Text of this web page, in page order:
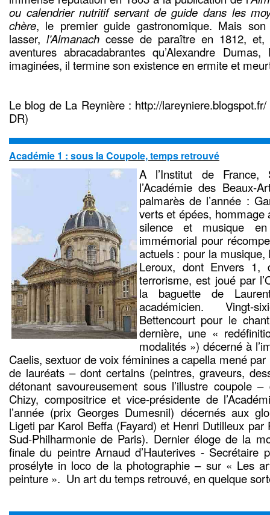
ou calendrier nutritif servant de guide dans les
chère, le premier guide gastronomique. Mais
lasser, l’Almanachcesse de paraître en 1812, et,
aventures abracadabrantes qu’Alexandre
imaginées, il termine son existence en ermite et
Le blog de La Reynière : http://
DR)
Académie 1 : sous la Coupole, temps retrouvé
A l’Institut de France,
l’Académie des Beaux-
palmarès de l’année :
verts et épées, hommage
silence et musique
immémorial pour
actuels : pour la musique,
Leroux, dont Envers 1,
terrorisme, est joué par
la baguette de
académicien. Vingt-
Bettencourt pour le
dernière, une «
modalités ») décerné à
Caelis, sextuor de voix féminines a capella mené
de lauréats – dont certains (peintres, graveurs,
détonant savoureusement sous l’illustre coupole
Chizy, compositrice et vice-présidente de
l’année (prix Georges Dumesnil) décernés aux
Ligeti par Karol Beffa (Fayard) et Henri Dutilleux par
Sud-Philharmonie de Paris). Dernier éloge de la
finale du peintre Arnaud d’Hauterives - Secrétaire
prosélyte in loco de la photographie – sur « Les
peinture ». Un art du temps retrouvé, en quelque